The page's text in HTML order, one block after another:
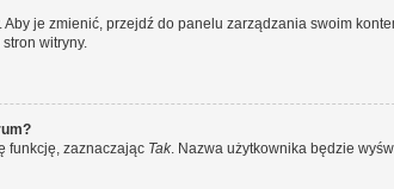
je zmienić, przejdź do panelu zarządzania swoim
witryny.
funkcję, zaznaczając Tak. Nazwa użytkownika będzie